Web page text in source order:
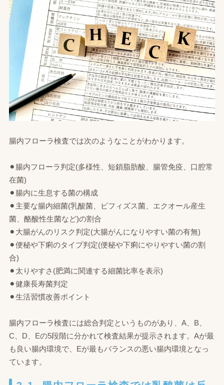
腸内フローラ検査では次のようなことがわかります。
⚫︎腸内フローラ判定(多様性、短鎖脂肪酸、腸管免疫、口腔常
在菌)
⚫︎腸内に生息する菌の構成
⚫︎主要な腸内細菌(乳酸菌、ビフィズス菌、エクオール産生
菌、酪酸性生菌など)の割合
⚫︎大腸がんのリスク判定(大腸がんになりやすい菌の有無)
⚫︎便秘や下痢のタイプ判定(便秘や下痢にやりやすい菌の割
合)
⚫︎太りやすさ(肥満に関連する細菌比率を表示)
⚫︎健康長寿菌判定
⚫︎生活習慣改善ポイント
腸内フローラ検査には総合判定というものがあり、A、B、
C、D、Eの5段階に分かれて検査結果が提示されます。Aが最
も良い腸内環境で、Eが最もバランスの悪い腸内環境となっ
ています。